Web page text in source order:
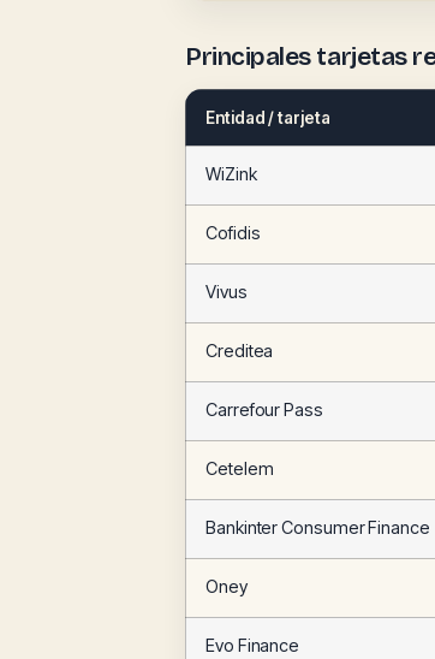
Principales tarjetas
Entidad / tarjeta
WiZink
Cofidis
Vivus
Creditea
Carrefour Pass
Cetelem
Bankinter Consumer Finance
Oney
Evo Finance